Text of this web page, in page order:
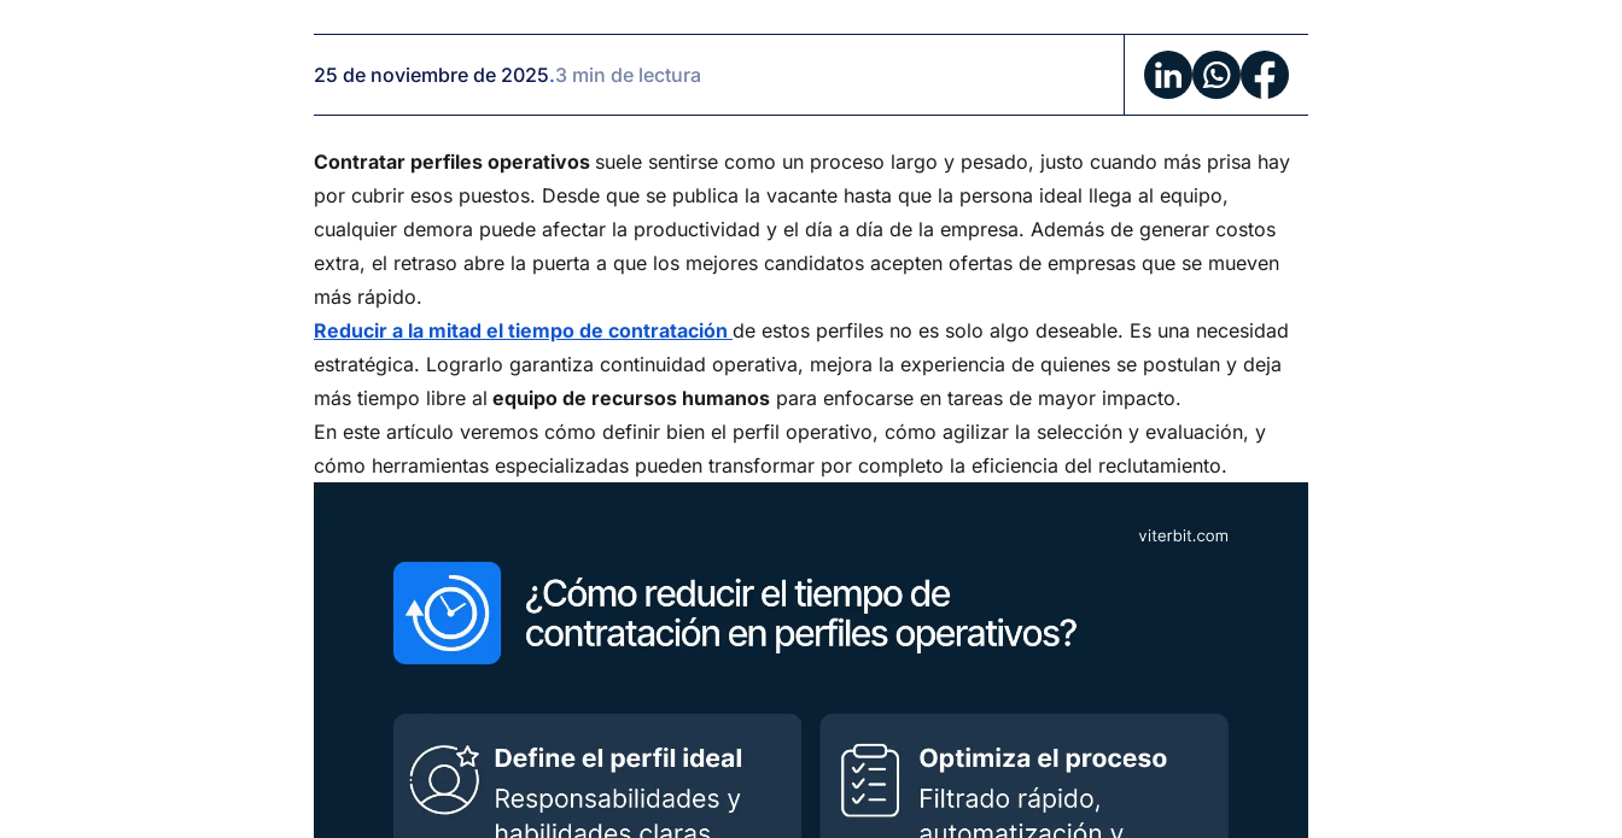
perfiles
operativos
25 de noviembre de 2025.3 min de lectura
Contratar perfiles operativos suele sentirse como un proceso largo y pesado, justo cuando más prisa hay
por cubrir esos puestos. Desde que se publica la vacante hasta que la persona ideal llega al equipo,
cualquier demora puede afectar la productividad y el día a día de la empresa. Además de generar costos
extra, el retraso abre la puerta a que los mejores candidatos acepten ofertas de empresas que se mueven
más rápido.
Reducir a la mitad el tiempo de contratación de estos perfiles no es solo algo deseable. Es una necesidad
estratégica. Lograrlo garantiza continuidad operativa, mejora la experiencia de quienes se postulan y deja
más tiempo libre al equipo de recursos humanos para enfocarse en tareas de mayor impacto.
En este artículo veremos cómo definir bien el perfil operativo, cómo agilizar la selección y evaluación, y
cómo herramientas especializadas pueden transformar por completo la eficiencia del reclutamiento.